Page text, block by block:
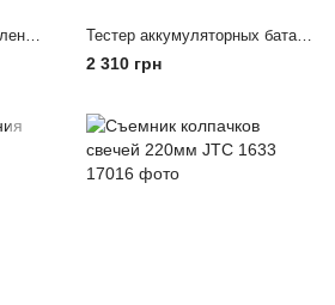
Комплект для восстановления штуцеров JTC 1361 Тестер аккумуляторных батарей TRISCO IBA-600
2 310 грн